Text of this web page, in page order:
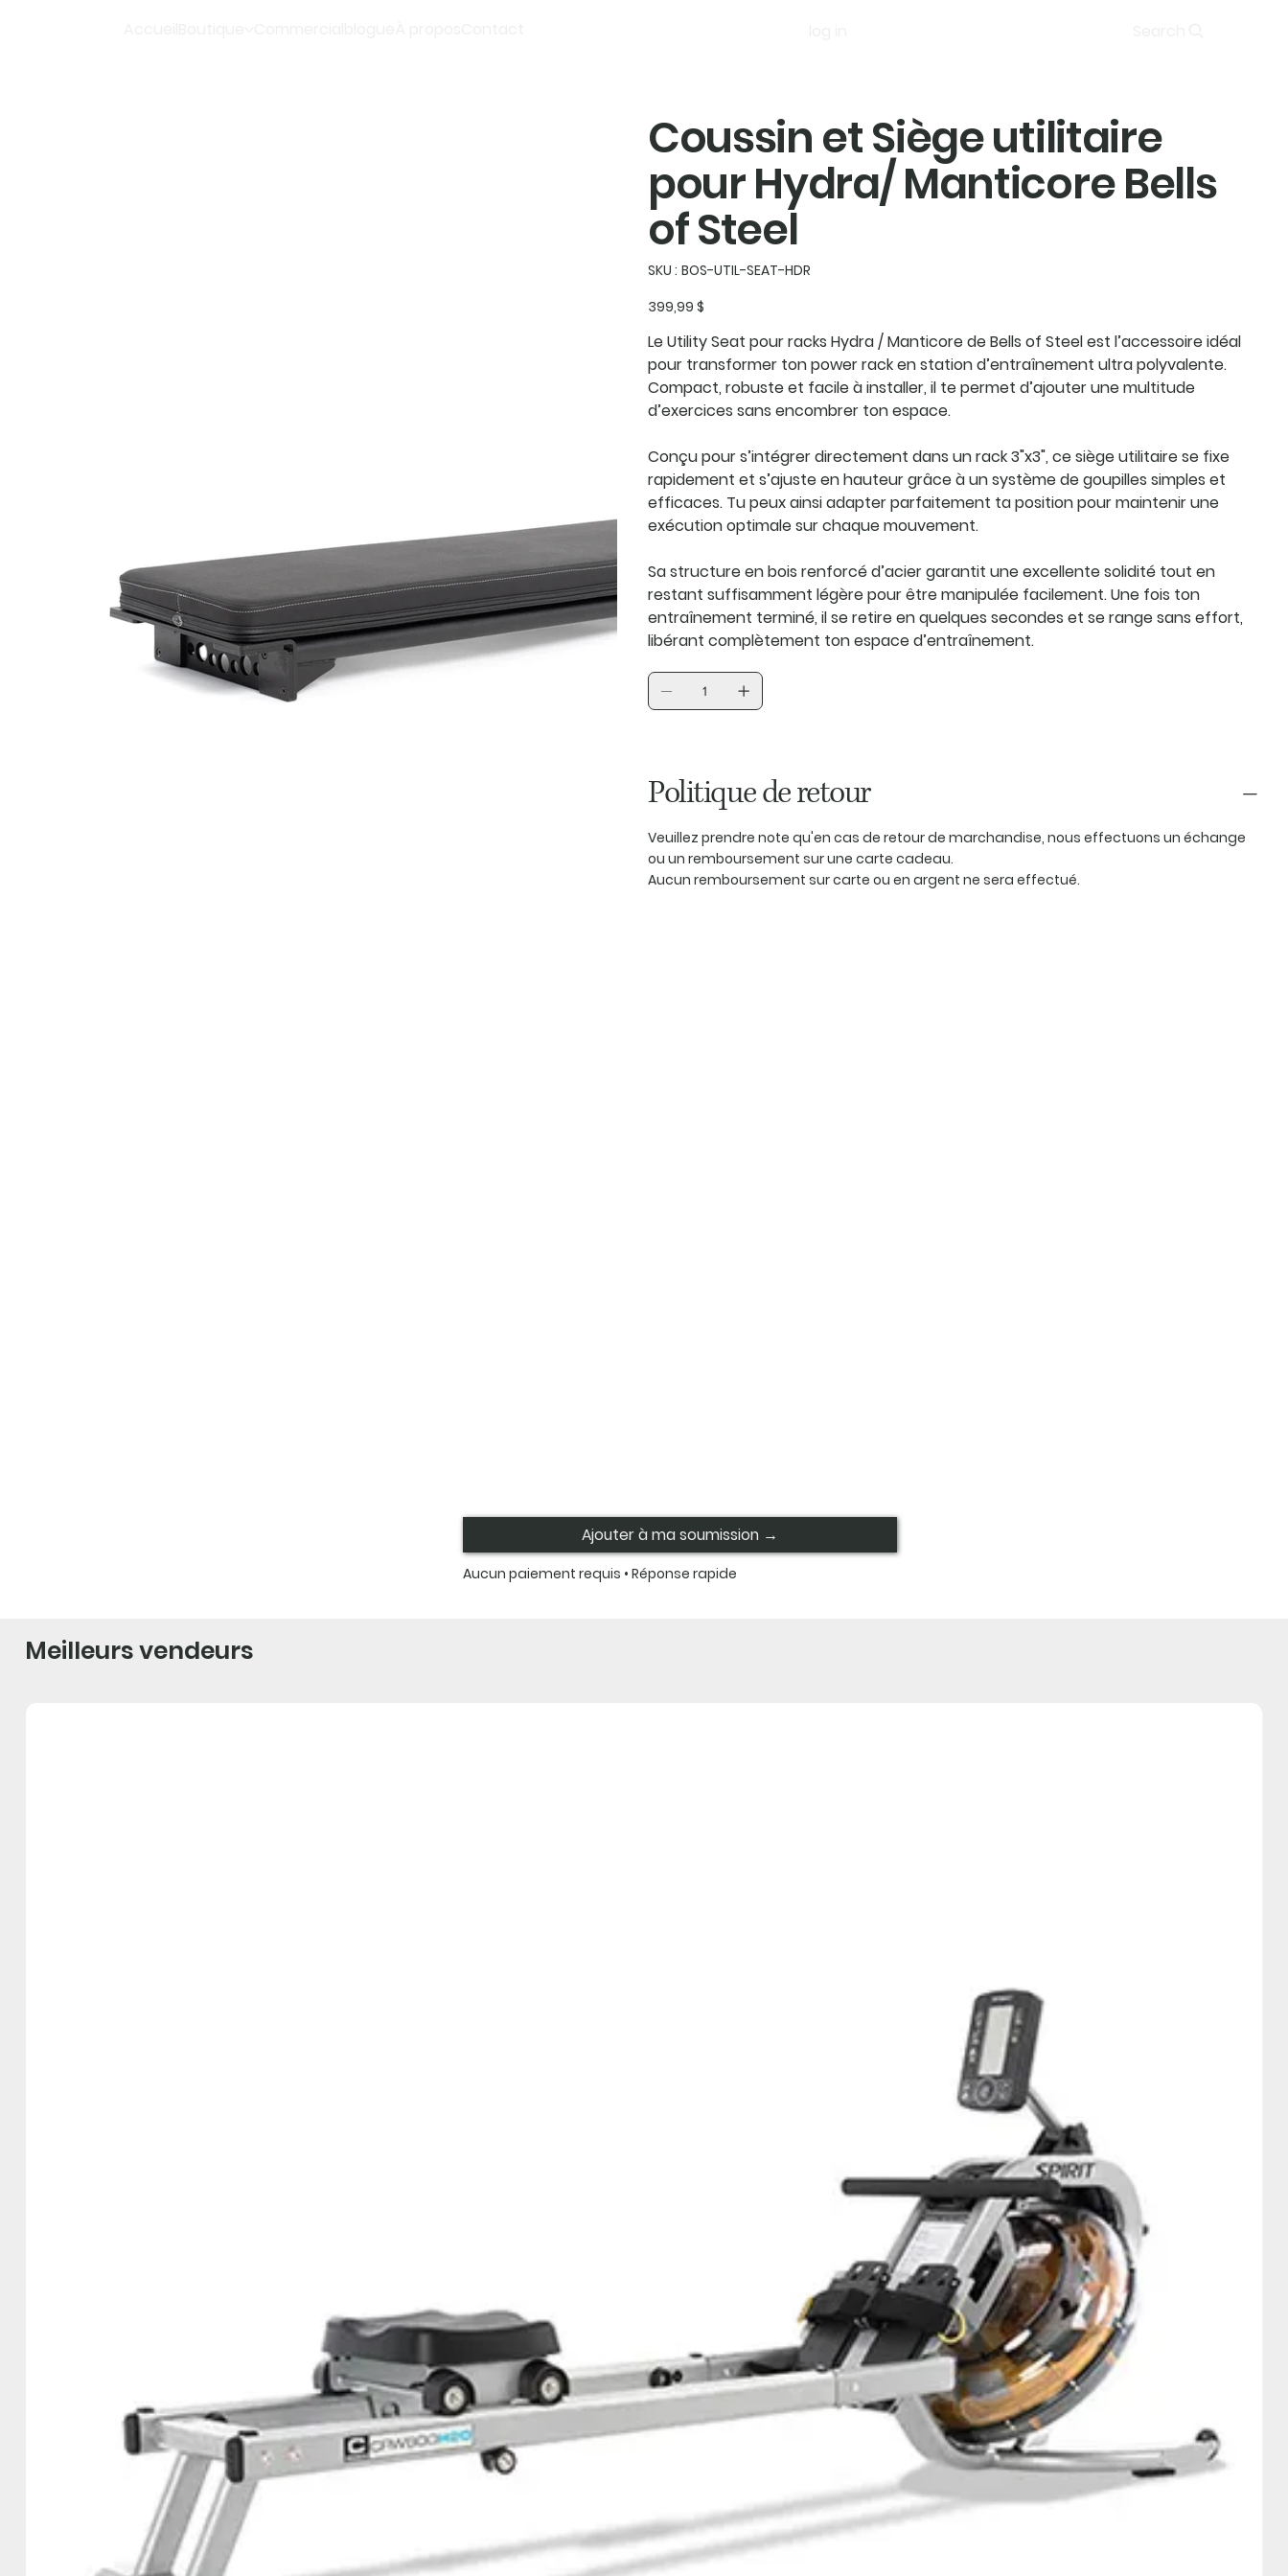
Coussin et Siège utilitaire
pour Hydra/ Manticore Bells
of Steel
SKU : SKU
BOS-
HDR
BOS-UTIL-SEAT-HDR
Prix
399,99 $
LeUtility Seat pour racks Hydra / Manticore de Bells of Steelest l’accessoire idéal
pour transformer ton power rack en station d’entraînement ultra polyvalente.
Compact, robuste et facile à installer, il te permet d’ajouter une multitude
d’exercices sans encombrer ton espace.
Conçu pour s’intégrer directement dans un rack 3"x3", ce siège utilitaire se fixe
rapidement et s’ajuste en hauteur grâce à un système de goupilles simples et
efficaces. Tu peux ainsi adapter parfaitement ta position pour maintenir une
exécution optimale sur chaque mouvement.
Sa structure en bois renforcé d’acier garantit une excellente solidité tout en
restant suffisamment légère pour être manipulée facilement. Une fois ton
entraînement terminé, il se retire en quelques secondes et se range sans effort,
libérant complètement ton espace d’entraînement.
Politique de retour
Veuillez prendre note qu'en cas de retour de marchandise, nous effectuons un échange
ou un remboursement sur une carte cadeau.
Aucun remboursement sur carte ou en argent ne sera effectué.
Ajouter à ma soumission →
Aucun paiement requis • Réponse rapide
Meilleurs vendeurs